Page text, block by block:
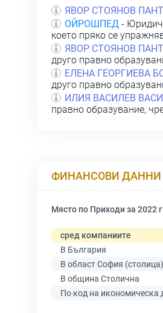
ЯВОР СТОЯНОВ
ОЙРОШПЕД -
което пряко се
ЯВОР СТОЯНОВ
друго правно
ЕЛЕНА ГЕОРГИЕВА
друго правно
ИЛИЯ ВАСИЛЕВ
правно образувание,
ФИНАНСОВИ ДАННИ
Място по Приходи за 2022
сред компаниите
В България
В област София (столица)
В община Столична
По код на икономическа